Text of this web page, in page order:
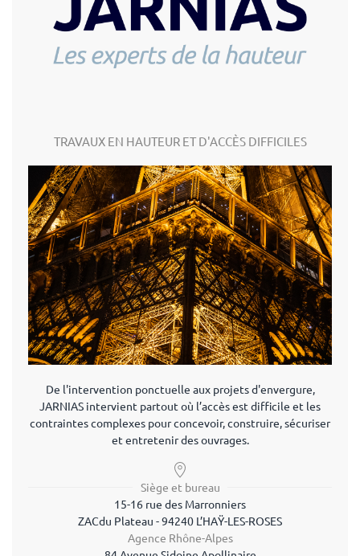
TRAVAUX EN HAUTEUR ET D'ACCÈS DIFFICILES
De l'intervention ponctuelle aux projets d'envergure,
JARNIAS intervient partout où l’accès est difficile et les
contraintes complexes pour concevoir, construire, sécuriser
et entretenir des ouvrages.
Siège et bureau
15-16 rue des Marronniers
ZACdu Plateau - 94240 L’HAŸ-LES-ROSES
Agence Rhône-Alpes